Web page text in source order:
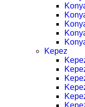
Kepez